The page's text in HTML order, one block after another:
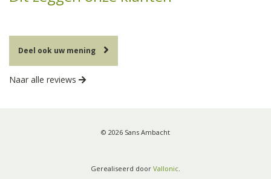
Deel ook uw mening
Naar alle reviews
© 2026 Sans Ambacht
Gerealiseerd door Vallonic